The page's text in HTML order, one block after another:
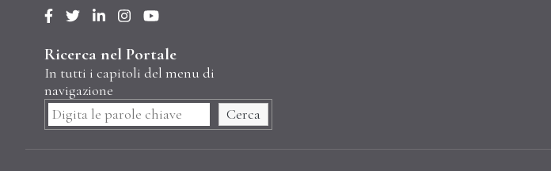
Ricerca nel Portale
In tutti i capitoli del menu di
navigazione
Cerca